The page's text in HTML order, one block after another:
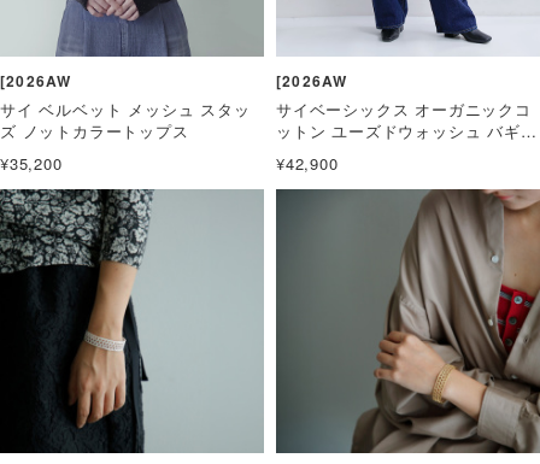
[2026AW
サイ ベルベット メッシュ スタッ
ズ ノットカラートップス
¥35,200
[2026AW
サイベーシックス オーガニックコ
ットン ユーズドウォッシュ バギー
¥42,900